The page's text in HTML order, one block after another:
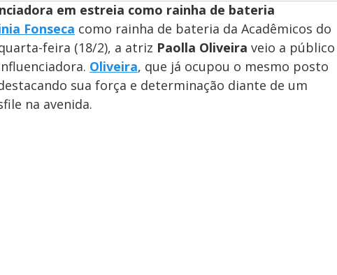
em estreia como rainha de bateria
Fonseca como rainha de bateria da Acadêmicos do
feira (18/2), a atriz Paolla Oliveira veio a público
Oliveira, que já ocupou o mesmo posto
sua força e determinação diante de um
na avenida.